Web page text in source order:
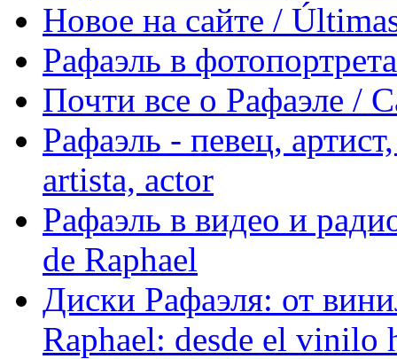
Новое на сайте /
Рафаэль в
Почти все о Рафаэле /
Рафаэль - певец,
artista, actor
Рафаэль в видео и
de Raphael
Диски Рафаэля: от
Raphael: desde el vinilo